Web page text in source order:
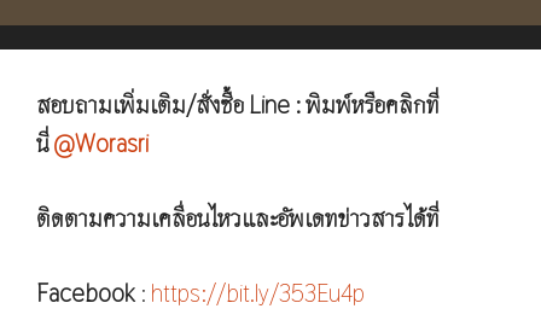
สอบถามเพิ่มเติม/สั่งซื้อ Line : พิมพ์หรือคลิกที่
นี่@Worasri
ติดตามความเคลื่อนไหวและอัพเดทข่าวสารได้ที่
Facebook : https://bit.ly/353Eu4p